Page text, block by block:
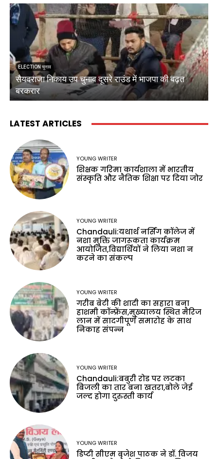
ELECTION चुनाव
सैयदराजा निकाय उप चुनाव दूसरे राउंड में भाजपा की बढ़त
बरकरार
LATEST ARTICLES
YOUNG WRITER
शिक्षक गरिमा कार्यशाला में भारतीय
संस्कृति और नैतिक शिक्षा पर दिया जोर
YOUNG WRITER
Chandauli:यथार्थ नर्सिंग कॉलेज में
नशा मुक्ति जागरूकता कार्यक्रम
आयोजित,विद्यार्थियों ने लिया नशा न
करने का संकल्प
YOUNG WRITER
गरीब बेटी की शादी का सहारा बना
हाशमी कॉन्फ्रेंस,मुख्यालय स्थित मैरिज
लान में सादगीपूर्ण समारोह के साथ
निकाह संपन्न
YOUNG WRITER
Chandauli:बबुरी रोड पर लटका
बिजली का तार बना खतरा,बोले जेई
जल्द होगा दुरुस्ती कार्य
YOUNG WRITER
डिप्टी सीएम बृजेश पाठक ने डॉ. विजय